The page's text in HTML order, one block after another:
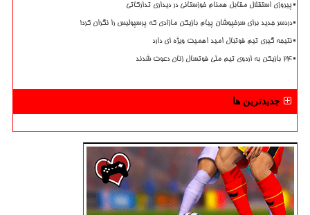
پیروزی استقلال مقابل همنام خوزستانی در دیداری تدارکاتی
دردسر جدید برای سرخپوشان پیام بازیکن مازادی که پرسپولیس را نگران کرد!
نتیجه گیری تیم فوتبال امید اهمیت ویژه ای دارد
۲۴ بازیکن به اردوی تیم ملی فوتسال زنان دعوت شدند
جدیدترین ها